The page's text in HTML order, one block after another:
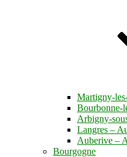
Martigny-
Bourbonne-
Arbigny-
Langres –
Auberive –
Bourgogne